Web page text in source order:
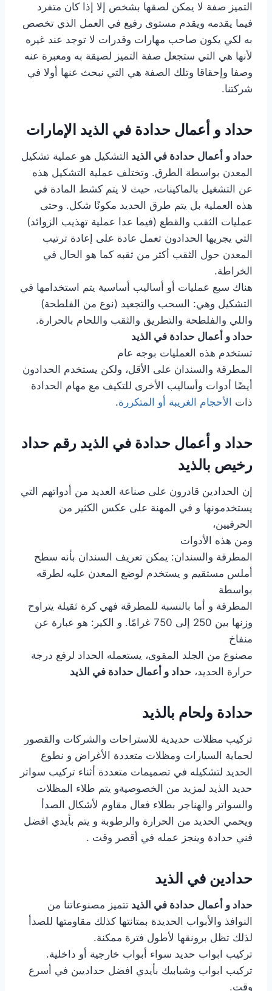
التميز صفة لا يمكن لصقها بشخص إلا إذا كان متفرد
فيما يقدمه ويقدم مستوى رفيع في العمل الذي تخصص
به لكي يكون صاحب مهارات وقدرات لا توجد عند غيره
لأنها هي التي ستجعل صفة التميز لصيقة به ومعبرة عنه
وصفا وإحقاقا وتلك الصفة هي التي نبحث عنها أولا في
شركتنا.
حداد و أعمال حدادة في الذيد الإمارات
حداد و أعمال حدادة في الذيد التشكيل هو عملية تشكيل
المعدن بواسطة الطرق. وتختلف عملية التشكيل هذه
عن التشغيل بالماكينات، حيث لا يتم كشط المادة في
هذه العملية بل يتم طرق الحديد مكونًا شكل. وحتى
عمليات الثقب والقطع (فيما عدا عملية تهذيب الزوائد)
التي يجريها الحدادون تعمل عادة على إعادة ترتيب
المعدن حول الثقب أكثر من ثقبه كما هو الحال في
الخراطة.
هناك سبع عمليات أو أساليب أساسية يتم استخدامها في
التشكيل وهي: السحب والتجعيد (نوع من الفلطحة)
واللي والفلطحة والتطريق والثقب واللحام بالحرارة.
حداد و أعمال حدادة في الذيد
تستخدم هذه العمليات بوجه عام
المطرقة والسندان على الأقل، ولكن يستخدم الحدادون
أيضًا أدوات وأساليب الأخرى للتكيف مع مهام الحدادة
ذات
الأحجام الغريبة أو المتكررة.
حداد و أعمال حدادة في الذيد رقم حداد
رخيص بالذيد
إن الحدادين قادرون على صناعة العديد من أدواتهم التي
يستخدمونها و في المهنة على عكس الكثير من
الحرفيين،
ومن هذه الأدوات
المطرقة والسندان: يمكن تعريف السندان بأنه سطح
أملس مستقيم و يستخدم لوضع المعدن عليه لطرقه
بواسطة
المطرقة و أما بالنسبة للمطرقة فهي كرة ثقيلة يتراوح
وزنها بين 250 إلى 750 غرامًا. و الكير: هو عبارة عن
منفاخ
مصنوع من الجلد المقوى، يستعمله الحداد لرفع درجة
حرارة الحديد، حداد و أعمال حدادة في الذيد
حدادة ولحام بالذيد
تركيب مظلات حديدية للاستراحات والشركات والقصور
لحماية السيارات ومظلات متعددة الأغراض و نطوع
الحديد لتشكيله في تصميمات متعددة أثناء تركيب سواتر
حديد الذيد لمزيد من الخصوصيةو يتم طلاء المظلات
والسواتر والهناجر بطلاء فعال مقاوم لأشكال الصدأ
ويحمي الحديد من الحرارة والرطوبة و يتم بأيدي افضل
فني حدادة وينجز عمله في أقصر وقت .
حدادين في الذيد
حداد و أعمال حدادة في الذيد تتميز مصنوعاتنا من
النوافذ والأبواب الحديدة بمتانتها كذلك مقاومتها للصدأ
لذلك تظل برونقها لأطول فترة ممكنة.
تركيب ابواب حديد سواء أبواب خارجية أو داخلية.
تركيب ابواب وشبابيك بأيدي افضل حداديين في أسرع
وقت.